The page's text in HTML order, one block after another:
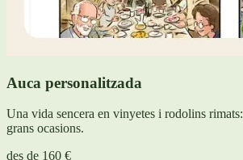
Auca personalitzada
Una vida sencera en vinyetes i rodolins
grans ocasions.
des de 160 €